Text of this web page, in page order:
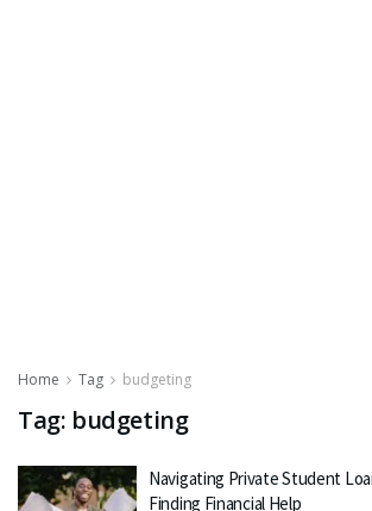
Home Tag budgeting
Tag: budgeting
Navigating Private Student
Finding Financial Help